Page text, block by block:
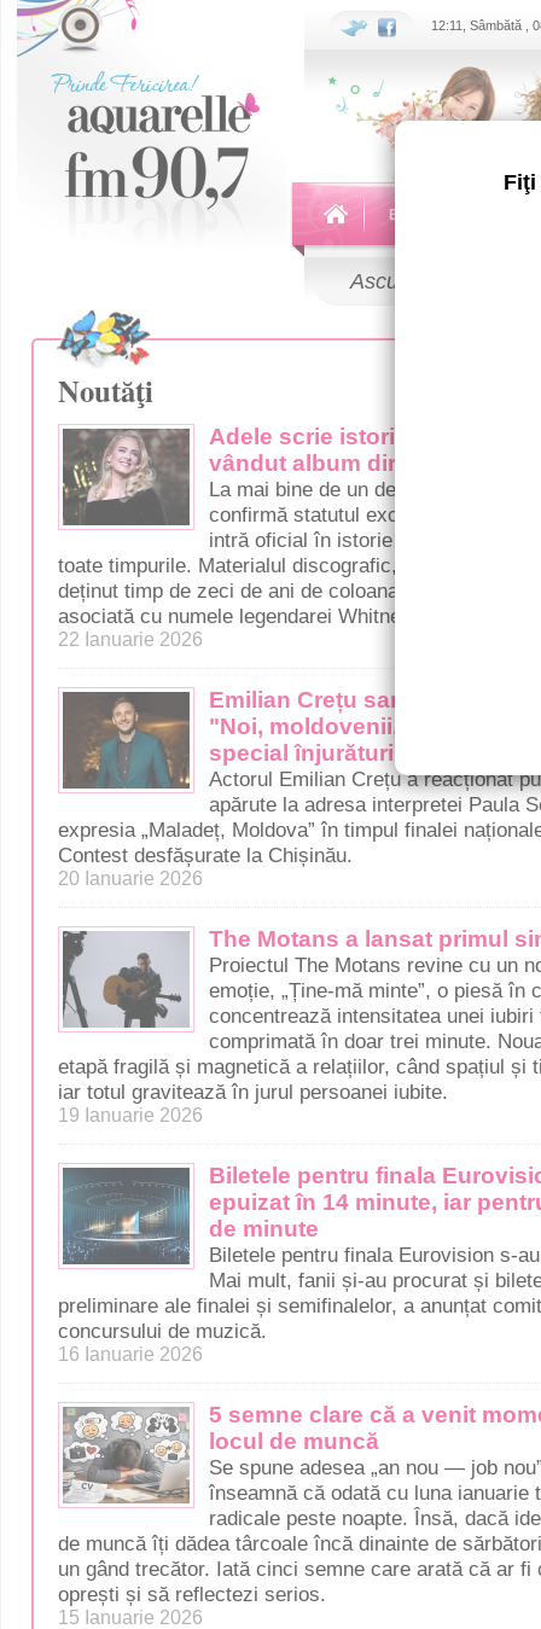
Fiţi
12:11, Sâmbătă ,
Echipa
Ascultă
Noutăţi
Adele scrie istorie în muzică:
vândut album din toate
La mai bine de un deceniu de la
confirmă statutul excepțional al
intră oficial în istorie drept cel mai
toate timpurile. Materialul discografic, apărut în
deținut timp de zeci de ani de coloana sonoră a
asociată cu numele legendarei Whitney Houston și
22 Ianuarie 2026
Emilian Crețu sare în
"Noi, moldovenii, 99%
special înjurăturile, toată
Actorul Emilian Crețu a reacționat
apărute la adresa interpretei Paula
expresia „Maladeț, Moldova” în timpul finalei
Contest desfășurate la Chișinău.
20 Ianuarie 2026
The Motans a lansat primul
Proiectul The Motans revine cu un
emoție, „Ține-mă minte”, o piesă în
concentrează intensitatea unei
comprimată în doar trei minute.
etapă fragilă și magnetică a relațiilor, când spațiul și
iar totul gravitează în jurul persoanei iubite.
19 Ianuarie 2026
Biletele pentru finala
epuizat în 14 minute, iar
de minute
Biletele pentru finala Eurovision s-
Mai mult, fanii și-au procurat și
preliminare ale finalei și semifinalelor, a anunțat
concursului de muzică.
16 Ianuarie 2026
5 semne clare că a venit
locul de muncă
Se spune adesea „an nou — job
înseamnă că odată cu luna ianuarie
radicale peste noapte. Însă, dacă
de muncă îți dădea târcoale încă dinainte de
un gând trecător. Iată cinci semne care arată că ar
oprești și să reflectezi serios.
15 Ianuarie 2026